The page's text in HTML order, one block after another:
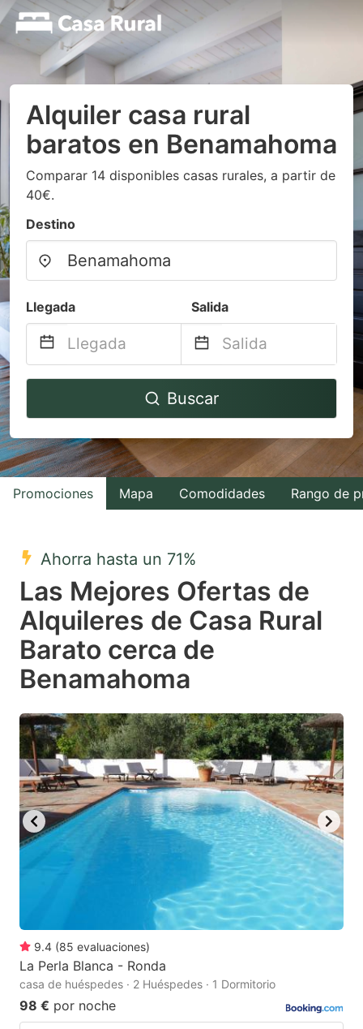
Alquiler casa rural
baratos en Benamahoma
Comparar 14 disponibles casas rurales, a partir de
40€.
Destino
Llegada Salida
Navigate
to
interact
with
the
select
a
date.
Press
question
mark
key
to
get
the
keyboard
dates.
Navigate
to
interact
with
the
a
date.
mark
key
to
get
the
keyboard
shortcuts
for
changing
dates.
Buscar
Promociones Mapa Comodidades Rango de
Ahorra hasta un 71%
Las Mejores Ofertas de
Alquileres de Casa Rural
Barato cerca de
Benamahoma
9.4 (85 evaluaciones)
La Perla Blanca - Ronda
casa de huéspedes · 2 Huéspedes · 1 Dormitorio
98 € por noche